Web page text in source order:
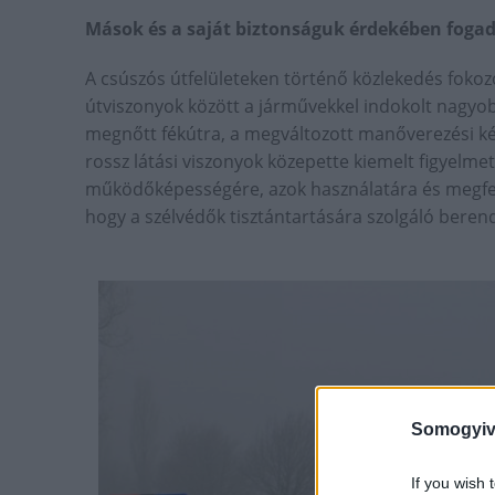
If you wish
Mások és a saját biztonságuk érdekében
A csúszós útfelületeken történő közlekedés
útviszonyok között a járművekkel indokolt
megnőtt fékútra, a megváltozott manőverezési
rossz látási viszonyok közepette kiemelt
működőképességére, azok használatára és
hogy a szélvédők tisztántartására szolgáló